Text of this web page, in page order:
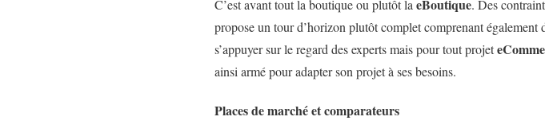
C’est avant tout la boutique ou plutôt la eBoutique. Des
propose un tour d’horizon plutôt complet comprenant
s’appuyer sur le regard des experts mais pour tout projet
ainsi armé pour adapter son projet à ses besoins.
Places de marché et comparateurs